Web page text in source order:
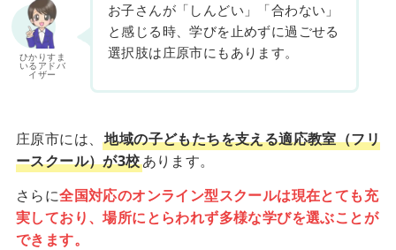
ひかりすま
いるアドバ
イザー
お子さんが「しんどい」「合わない」
と感じる時、学びを止めずに過ごせる
選択肢は庄原市にもあります。
庄原市には、地域の子どもたちを支える適応教室（フリ
ースクール）が3校あります。
さらに全国対応のオンライン型スクールは現在とても充
実しており、場所にとらわれず多様な学びを選ぶことが
できます。